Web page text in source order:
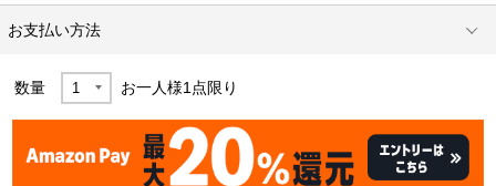
お支払い方法
数量 お一人様1点限り